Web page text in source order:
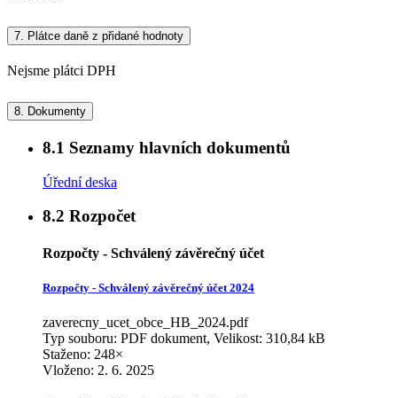
7. Plátce daně z přidané hodnoty
Nejsme plátci DPH
8. Dokumenty
8.1 Seznamy hlavních dokumentů
Úřední deska
8.2 Rozpočet
Rozpočty - Schválený závěrečný účet
Rozpočty - Schválený závěrečný účet 2024
zaverecny_ucet_obce_HB_2024.pdf
Typ souboru: PDF dokument, Velikost: 310,84 kB
Staženo: 248×
Vloženo: 2. 6. 2025